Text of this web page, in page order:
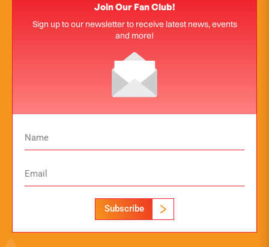
Join Our Fan Club!
Sign up to our newsletter to receive latest news, events
and more!
Subscribe